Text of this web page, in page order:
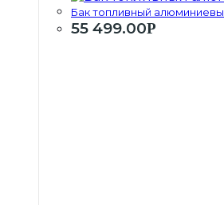
Бак топливный
55 499.00Р